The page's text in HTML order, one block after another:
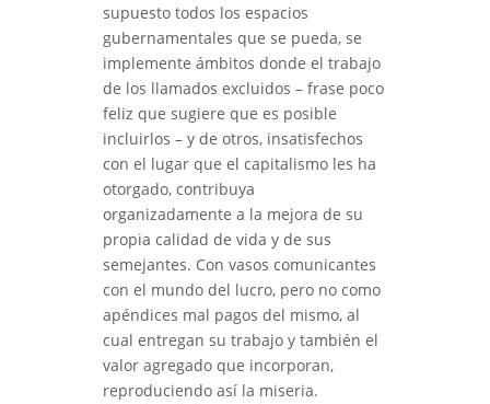
supuesto todos los espacios
gubernamentales que se pueda, se
implemente ámbitos donde el trabajo
de los llamados excluidos – frase poco
feliz que sugiere que es posible
incluirlos – y de otros, insatisfechos
con el lugar que el capitalismo les ha
otorgado, contribuya
organizadamente a la mejora de su
propia calidad de vida y de sus
semejantes. Con vasos comunicantes
con el mundo del lucro, pero no como
apéndices mal pagos del mismo, al
cual entregan su trabajo y también el
valor agregado que incorporan,
reproduciendo así la miseria.